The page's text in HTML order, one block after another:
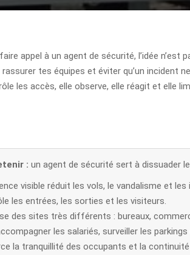
appel à un agent de sécurité, l’idée
tes équipes et éviter qu’un incident
les accès, elle observe, elle réagit et elle
: un agent de sécurité sert à dissuader
visible réduit les vols, le vandalisme et les
les entrées, les sorties et les visiteurs.
des sites très différents : bureaux,
les salariés, surveiller les
la tranquillité des occupants et la continuité